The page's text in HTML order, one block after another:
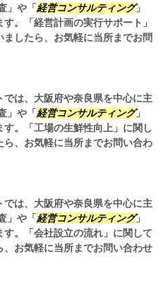
」や「 経営コンサルティング」
。「経営計画の実行サポート」
したら、お気軽に当所までお問
は、大阪府や奈良県を中心に主
」や「 経営コンサルティング」
。「工場の生鮮性向上」に関し
、お気軽に当所までお問い合わ
は、大阪府や奈良県を中心に主
」や「 経営コンサルティング」
。「会社設立の流れ」に関して
お気軽に当所までお問い合わせ